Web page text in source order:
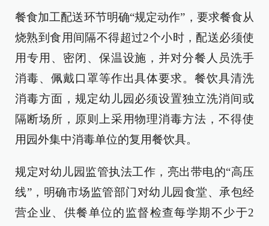
餐食加工配送环节明确“规定动作”，要求餐食从
烧熟到食用间隔不得超过2个小时，配送必须使
用专用、密闭、保温设施，并对分餐人员洗手
消毒、佩戴口罩等作出具体要求。餐饮具清洗
消毒方面，规定幼儿园必须设置独立洗消间或
隔断场所，原则上采用物理消毒方法，不得使
用园外集中消毒单位的复用餐饮具。
规定对幼儿园监管执法工作，亮出带电的“高压
线”，明确市场监管部门对幼儿园食堂、承包经
营企业、供餐单位的监督检查每学期不少于2